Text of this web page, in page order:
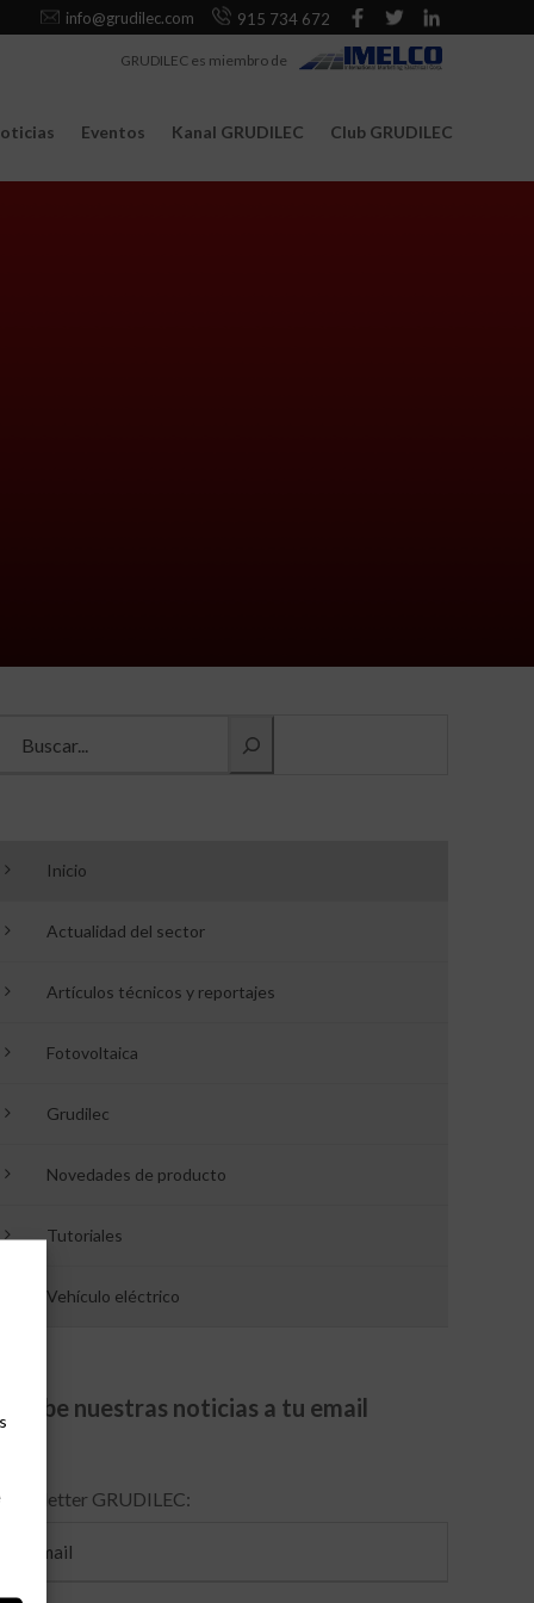
info@grudilec.com 915 734 672
Eventos Kanal GRUDILEC Club GRUDILEC
GRUDILEC es miembro de
Inicio
Actualidad del sector
Artículos técnicos y reportajes
Fotovoltaica
Grudilec
Novedades de producto
Tutoriales
Vehículo eléctrico
Recibe nuestras noticias a tu email
GRUDILEC: